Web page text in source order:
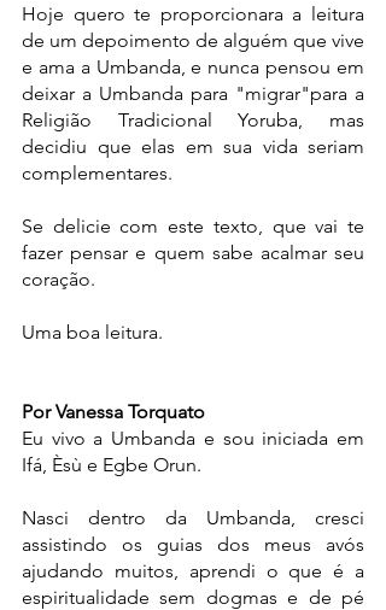
Hoje quero te proporcionara a leitura
de um depoimento de alguém que vive
e ama a Umbanda, e nunca pensou em
deixar a Umbanda para "migrar"para a
Religião Tradicional Yoruba, mas
decidiu que elas em sua vida seriam
complementares.
Se delicie com este texto, que vai te
fazer pensar e quem sabe acalmar seu
coração.
Uma boa leitura.
Por Vanessa Torquato
Eu vivo a Umbanda e sou iniciada em
Ifá, Èsù e Egbe Orun.
Nasci dentro da Umbanda, cresci
assistindo os guias dos meus avós
ajudando muitos, aprendi o que é a
espiritualidade sem dogmas e de pé